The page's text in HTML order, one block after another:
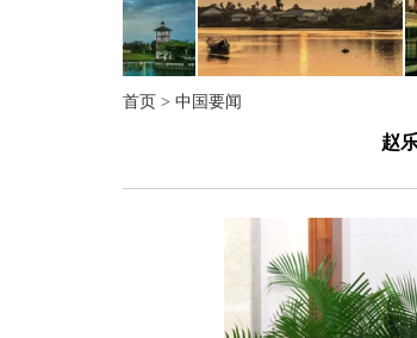
首页 > 中国要闻
赵